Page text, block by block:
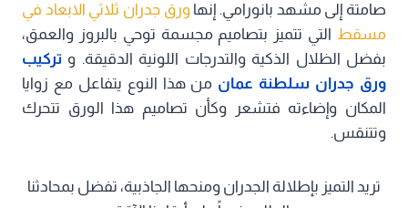
صامتة إلى مشهد بانورامي. إنهاورق جدران ثلاثي الابعاد في
مسقط التي تتميز بتصاميم مجسمة توحي بالبروز والعمق،
بفضل الظلال الذكية والتدرجات اللونية الدقيقة. و تركيب
ورق جدران سلطنة عمان من هذا النوع يتفاعل مع زوايا
المكان وإضاءته فتشعر وكأن تصاميم هذا الورق تتحرك
وتتنقس.
تريد التميز بإطلالة الجدران ومنحها الجاذبية، تفضل بمحادثنا